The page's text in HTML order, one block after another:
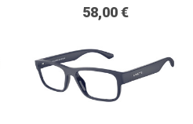
58,00 €